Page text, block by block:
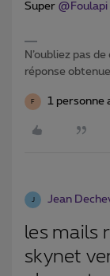
Super @Foulapi
N’oubliez pas
réponse
F 1 personne
J Jean
les mails
skynet